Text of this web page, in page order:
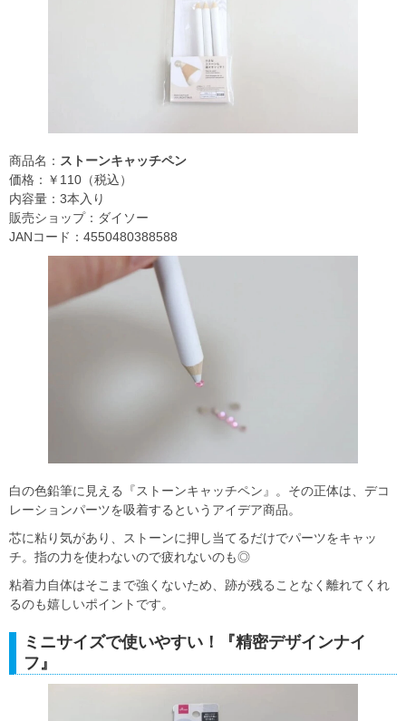
商品名： ストーンキャッチペン
価格：￥110（税込）
内容量：3本入り
販売ショップ：ダイソー
JANコード：4550480388588
白の色鉛筆に見える『ストーンキャッチペン』。その正体は、デコ
レーションパーツを吸着するというアイデア商品。
芯に粘り気があり、ストーンに押し当てるだけでパーツをキャッ
チ。指の力を使わないので疲れないのも◎
粘着力自体はそこまで強くないため、跡が残ることなく離れてくれ
るのも嬉しいポイントです。
ミニサイズで使いやすい！『精密デザインナイ
フ』